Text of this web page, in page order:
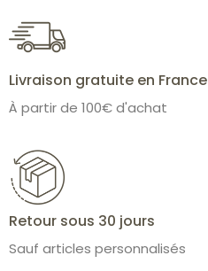
Livraison gratuite en France
À partir de 100€ d'achat
Retour sous 30 jours
Sauf articles personnalisés